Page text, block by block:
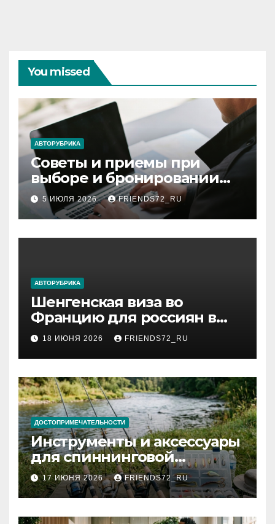
You missed
АВТОРУБРИКА
Советы и приемы при
выборе и бронировании
авиабилетов
5 ИЮЛЯ 2026 FRIENDS72_RU
АВТОРУБРИКА
Шенгенская виза во
Францию для россиян в
2026 году: сроки от 3 дней
и список необходимых
документов
18 ИЮНЯ 2026 FRIENDS72_RU
ДОСТОПРИМЕЧАТЕЛЬНОСТИ
Инструменты и аксессуары
для спиннинговой
рыбалки: назначение и
типы
17 ИЮНЯ 2026 FRIENDS72_RU